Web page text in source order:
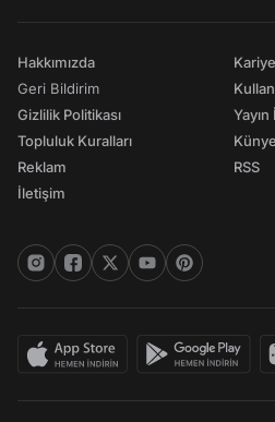
Hakkımızda
Geri Bildirim
Gizlilik Politikası
Topluluk Kuralları
Reklam
İletişim
Künye
RSS